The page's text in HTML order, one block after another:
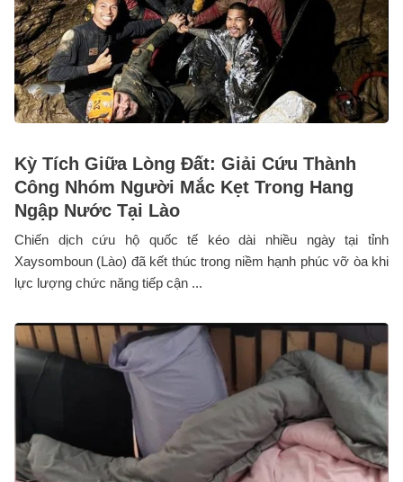
Kỳ Tích Giữa Lòng Đất: Giải Cứu Thành
Công Nhóm Người Mắc Kẹt Trong Hang
Ngập Nước Tại Lào
Chiến dịch cứu hộ quốc tế kéo dài nhiều ngày tại tỉnh
Xaysomboun (Lào) đã kết thúc trong niềm hạnh phúc vỡ òa khi
lực lượng chức năng tiếp cận ...